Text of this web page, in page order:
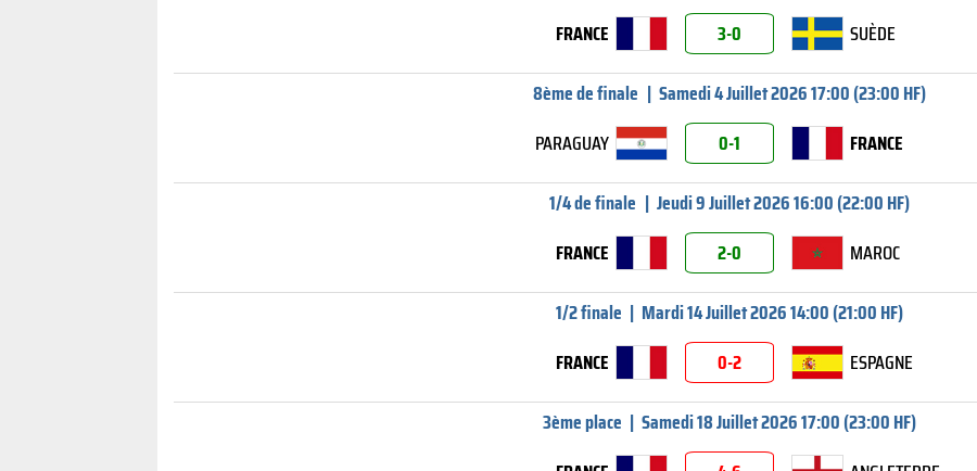
FRANCE
3-0
SUÈDE
8ème de finale | Samedi 4 Juillet 2026 17:00 (23:00 HF)
PARAGUAY
0-1
FRANCE
1/4 de finale | Jeudi 9 Juillet 2026 16:00 (22:00 HF)
FRANCE
2-0
MAROC
1/2 finale | Mardi 14 Juillet 2026 14:00 (21:00 HF)
FRANCE
0-2
ESPAGNE
3ème place | Samedi 18 Juillet 2026 17:00 (23:00 HF)